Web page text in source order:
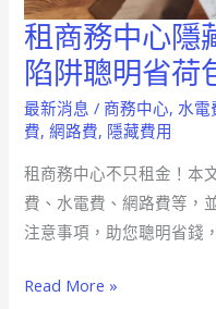
租商務中心隱
陷阱聰明省荷
最新消息 / 商務中心,水電
費,網路費, 隱藏費用
租商務中心不只租金！本
費、水電費、網路費等，
注意事項，助您聰明省錢
租
商
務
中
隱
藏
費
大
Read More »